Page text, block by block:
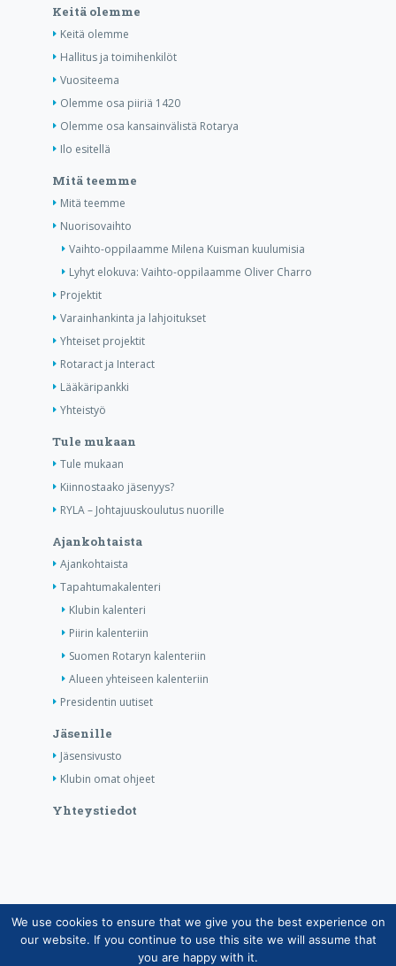
Keitä olemme
Keitä olemme
Hallitus ja toimihenkilöt
Vuositeema
Olemme osa piiriä 1420
Olemme osa kansainvälistä Rotarya
Ilo esitellä
Mitä teemme
Mitä teemme
Nuorisovaihto
Vaihto-oppilaamme Milena Kuisman kuulumisia
Lyhyt elokuva: Vaihto-oppilaamme Oliver Charro
Projektit
Varainhankinta ja lahjoitukset
Yhteiset projektit
Rotaract ja Interact
Lääkäripankki
Yhteistyö
Tule mukaan
Tule mukaan
Kiinnostaako jäsenyys?
RYLA – Johtajuuskoulutus nuorille
Ajankohtaista
Ajankohtaista
Tapahtumakalenteri
Klubin kalenteri
Piirin kalenteriin
Suomen Rotaryn kalenteriin
Alueen yhteiseen kalenteriin
Presidentin uutiset
Jäsenille
Jäsensivusto
Klubin omat ohjeet
Yhteystiedot
Copyright © Suomen Rotarypalvelu ry 2026 |
Jäsentietojärjestelmän tietosuojaseloste|Henkilötietojen
We use cookies to ensure that we give you the best experience on
our website. If you continue to use this site we will assume that
you are happy with it.